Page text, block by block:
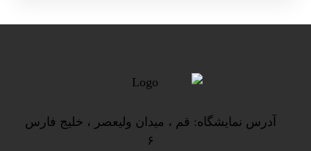
آدرس نمایشگاه: قم ، میدان ولیعصر ، خلیج فارس
۶